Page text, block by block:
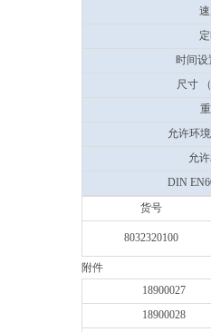
时间
尺寸
允许环
允
DIN
货号
8032320100
附件
18900027
18900028